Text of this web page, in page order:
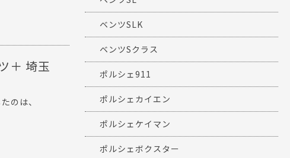
＋ 埼玉
のは、
ベンツSLK
ベンツSクラス
ポルシェ911
ポルシェカイエン
ポルシェケイマン
ポルシェボクスター